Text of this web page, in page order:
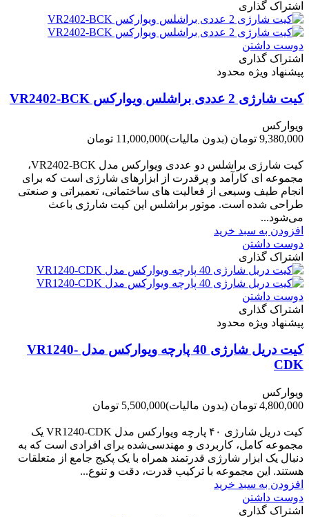
اشتراک گذاری
دوست داشتن
اشتراک گذاری
پیشنهاد ویژه محدود
کیت شارژی 2 عددی براشلس ویوارکس VR2402-BCK
ویوارکس
9,380,000 تومان
(بدون مالیات)11,000,000 تومان
کیت شارژی براشلس دو عددی ویوارکس مدل VR2402-BCK،
مجموعه ای کارآمد و پرقدرت از ابزارهای شارژی است که برای
انجام طیف وسیعی از فعالیت های ساختمانی، تعمیراتی و صنعتی
طراحی شده است. موتور براشلس این کیت شارژی باعث
می‌شود...
افزودن به سبد خرید
دوست داشتن
اشتراک گذاری
دوست داشتن
اشتراک گذاری
پیشنهاد ویژه محدود
کیت دریل شارژی 40 پارچه ویوارکس مدل VR1240-
CDK
ویوارکس
4,800,000 تومان
(بدون مالیات)5,500,000 تومان
کیت دریل شارژی ۴۰ پارچه ویوارکس مدل VR1240‑CDK یک
مجموعه کامل، کاربردی و مهندسی‌شده برای افرادی است که به
دنبال یک ابزار شارژی قدرتمند همراه با یک پکیج جامع از متعلقات
هستند. این مجموعه با ترکیب قدرت، دقت و تنوع...
افزودن به سبد خرید
دوست داشتن
اشتراک گذاری